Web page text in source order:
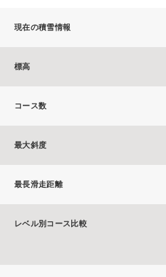
現在の積雪情報
標高
コース数
最大斜度
最長滑走距離
レベル別コース比較